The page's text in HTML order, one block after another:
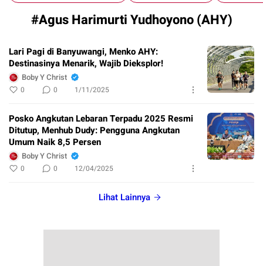
#Agus Harimurti Yudhoyono (AHY)
Lari Pagi di Banyuwangi, Menko AHY:
Destinasinya Menarik, Wajib Dieksplor!
Boby Y Christ
0 0 1/11/2025
Posko Angkutan Lebaran Terpadu 2025 Resmi
Ditutup, Menhub Dudy: Pengguna Angkutan
Umum Naik 8,5 Persen
Boby Y Christ
0 0 12/04/2025
Lihat Lainnya